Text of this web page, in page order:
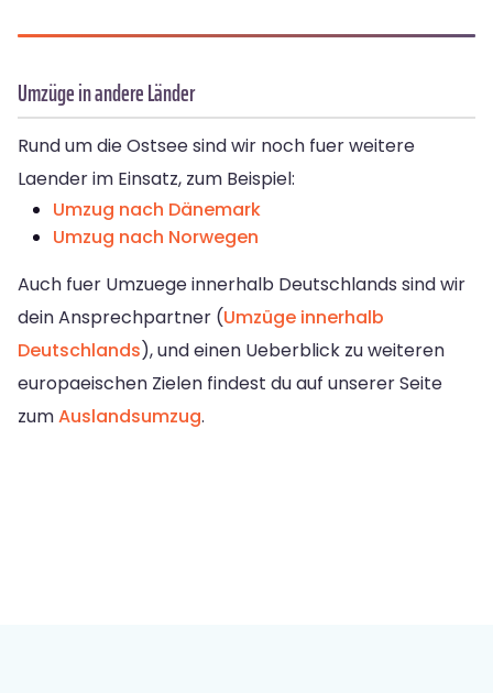
Umzüge in andere Länder
Rund um die Ostsee sind wir noch fuer weitere
Laender im Einsatz, zum Beispiel:
Umzug nach Dänemark
Umzug nach Norwegen
Auch fuer Umzuege innerhalb Deutschlands sind wir
dein Ansprechpartner (Umzüge innerhalb
Deutschlands), und einen Ueberblick zu weiteren
europaeischen Zielen findest du auf unserer Seite
zumAuslandsumzug.